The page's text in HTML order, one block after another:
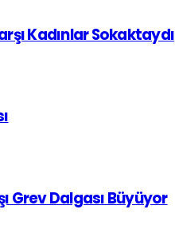
Kadınlar Sokaktaydı
Grev Dalgası Büyüyor